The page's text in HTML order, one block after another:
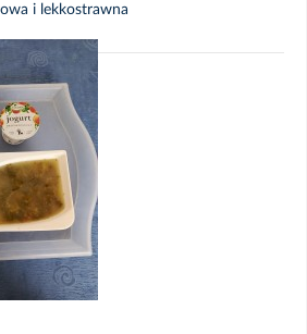
i lekkostrawna